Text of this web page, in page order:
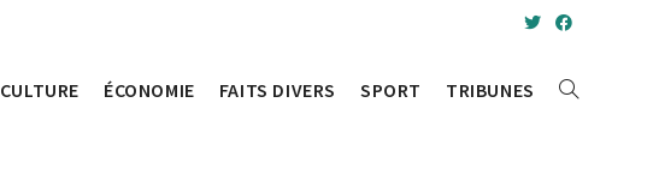
CULTURE ÉCONOMIE FAITS DIVERS SPORT TRIBUNES